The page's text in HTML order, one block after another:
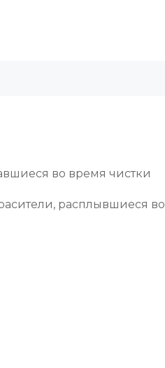
во время чистки
расплывшиеся во